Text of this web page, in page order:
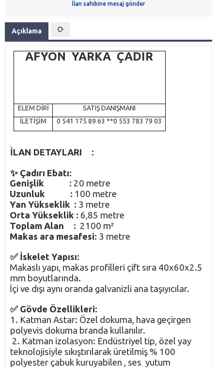
İlan sahibine mesaj gönder
Açıklama
AFYON YARKA ÇADIR
ELEM DİRİ
SATIŞ DANIŞMANI
İLETİŞİM
0 541 175 89 63 **0 553 783 79 03
.
İLAN DETAYLARI :
✨ Çadırı Ebatı:
Genişlik : 20 metre
Uzunluk : 100 metre
Yan Yükseklik : 3 metre
Orta Yükseklik : 6,85 metre
Toplam Alan : 2100 m²
Makas ara mesafesi: 3 metre
✅ İskelet Yapısı:
Makaslı yapı, makas profilleri çift sıra 40x60x2.5
mm boyutlarında.
İçi ve dışı aynı oranda galvanizli ana taşıyıcılar.
✅ Gövde Özellikleri:
1. Katman Astar: Özel dokuma, hava geçirgen
polyevis dokuma branda kullanılır.
2. Katman izolasyon: Endüstriyel tip, özel yay
teknolojisiyle sıkıştırılarak üretilmiş % 100
polyester çabuk kuruyabilen , ses yutum